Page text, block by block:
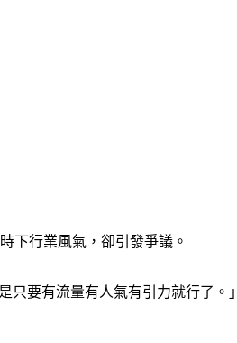
下行業風氣，卻引發爭議。
要有流量有人氣有引力就行了。」